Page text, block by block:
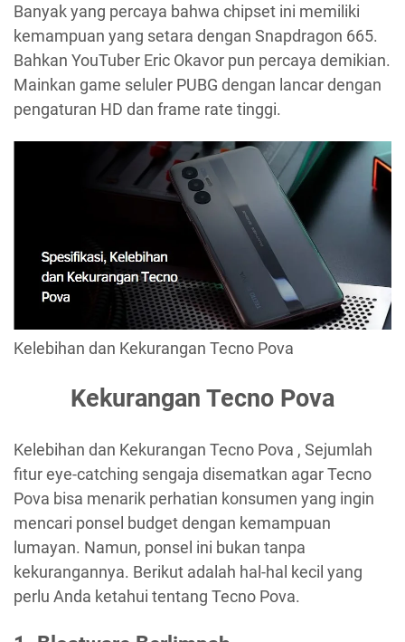
Banyak yang percaya bahwa chipset ini memiliki
kemampuan yang setara dengan Snapdragon 665.
Bahkan YouTuber Eric Okavor pun percaya demikian.
Mainkan game seluler PUBG dengan lancar dengan
pengaturan HD dan frame rate tinggi.
Kelebihan dan Kekurangan Tecno Pova
Kekurangan Tecno Pova
Kelebihan dan Kekurangan Tecno Pova , Sejumlah
fitur eye-catching sengaja disematkan agar Tecno
Pova bisa menarik perhatian konsumen yang ingin
mencari ponsel budget dengan kemampuan
lumayan. Namun, ponsel ini bukan tanpa
kekurangannya. Berikut adalah hal-hal kecil yang
perlu Anda ketahui tentang Tecno Pova.